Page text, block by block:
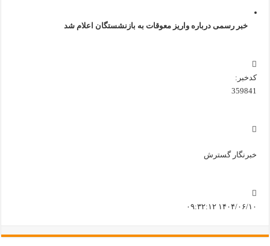
خبر رسمی درباره واریز معوقات به بازنشستگان اعلام شد
کدخبر:
359841
خبرنگار گسترش
۱۴۰۴/۰۶/۱۰ ۰۹:۳۲:۱۲